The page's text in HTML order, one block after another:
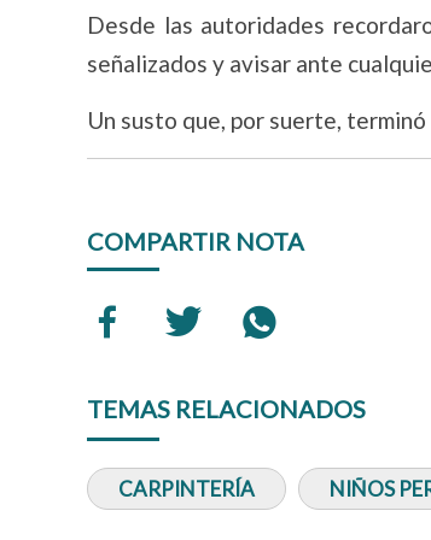
Desde las autoridades
señalizados y avisar ante
Un susto que, por suerte,
COMPARTIR NOTA
TEMAS RELACIONADOS
CARPINTERÍA NIÑOS